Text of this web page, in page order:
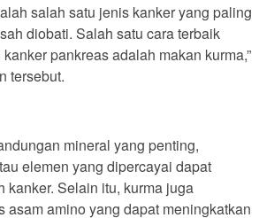
salah satu jenis kanker yang paling
diobati. Salah satu cara terbaik
pankreas adalah makan kurma,”
tersebut.
mineral yang penting,
elemen yang dipercayai dapat
kanker. Selain itu, kurma juga
asam amino yang dapat meningkatkan